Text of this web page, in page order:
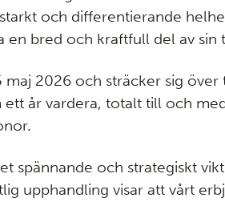
och differentierande
en bred och kraftfull del av sin
maj 2026 och sträcker sig
år vardera, totalt till och
spännande och strategiskt
upphandling visar att vårt